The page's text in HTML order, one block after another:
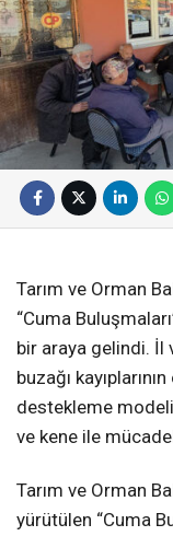
Tarım ve Orman
“Cuma
bir araya gelindi. İl
buzağı
destekleme
ve kene ile
Tarım ve Orman
yürütülen “Cuma